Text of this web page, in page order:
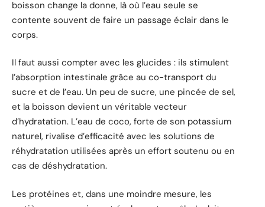
boisson change la donne, là où l’eau seule se
contente souvent de faire un passage éclair dans le
corps.
Il faut aussi compter avec les glucides : ils stimulent
l’absorption intestinale grâce au co-transport du
sucre et de l’eau. Un peu de sucre, une pincée de sel,
et la boisson devient un véritable vecteur
d’hydratation. L’eau de coco, forte de son potassium
naturel, rivalise d’efficacité avec les solutions de
réhydratation utilisées après un effort soutenu ou en
cas de déshydratation.
Les protéines et, dans une moindre mesure, les